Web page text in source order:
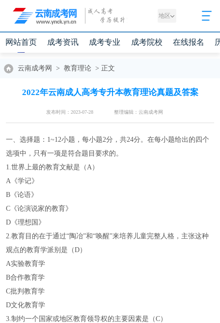
地区
网站首页 成考资讯 成考专业 成考院校 在线报名
云南成考网 > 教育理论 > 正文
2022年云南成人高考专升本教育理论真题及答案
发布时间：2023-07-28 整理编辑：云南成考网
一、选择题：1~12小题，每小题2分，共24分。在每小题给出的四个
选项中，只有一项是符合题目要求的。
1.世界上最的教育文献是（A）
A《学记》
B《论语》
C《论演说家的教育》
D《理想国》
2.教育目的在于通过“陶冶”和“唤醒”来培养儿童完整人格，主张这种
观点的教育学派别是（D）
A实验教育学
B合作教育学
C批判教育学
D文化教育学
3.制约一个国家或地区教育领导权的主要因素是（C）